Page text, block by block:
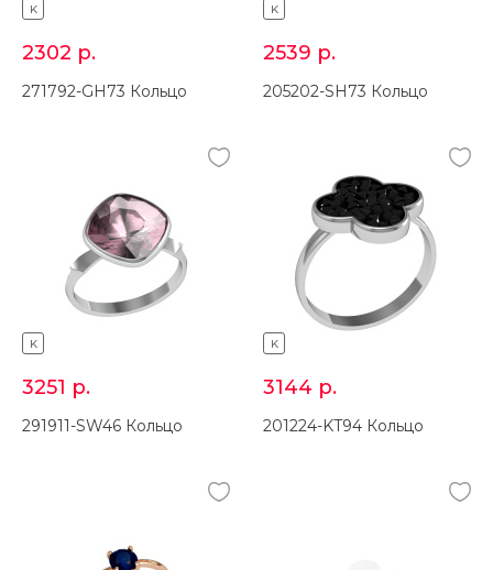
K
2302 р.
271792-GH73 Кольцо
K
2539 р.
205202-SH73 Кольцо
K
3251 р.
291911-SW46 Кольцо
K
3144 р.
201224-KT94 Кольцо